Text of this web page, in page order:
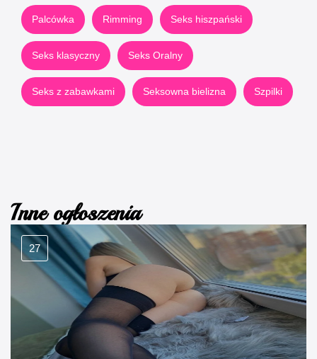
Palcówka Rimming Seks hiszpański
Seks klasyczny Seks Oralny
Seks z zabawkami Seksowna bielizna Szpilki
Inne ogłoszenia
27